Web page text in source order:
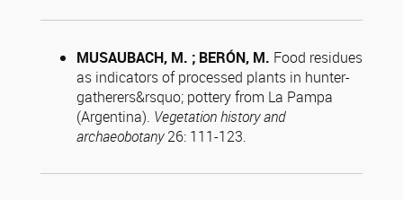
MUSAUBACH, M. ; BERÓN, M. Food residues
as indicators of processed plants in hunter-
gatherers&rsquo; pottery from La Pampa
(Argentina). Vegetation history and
archaeobotany26: 111-123.